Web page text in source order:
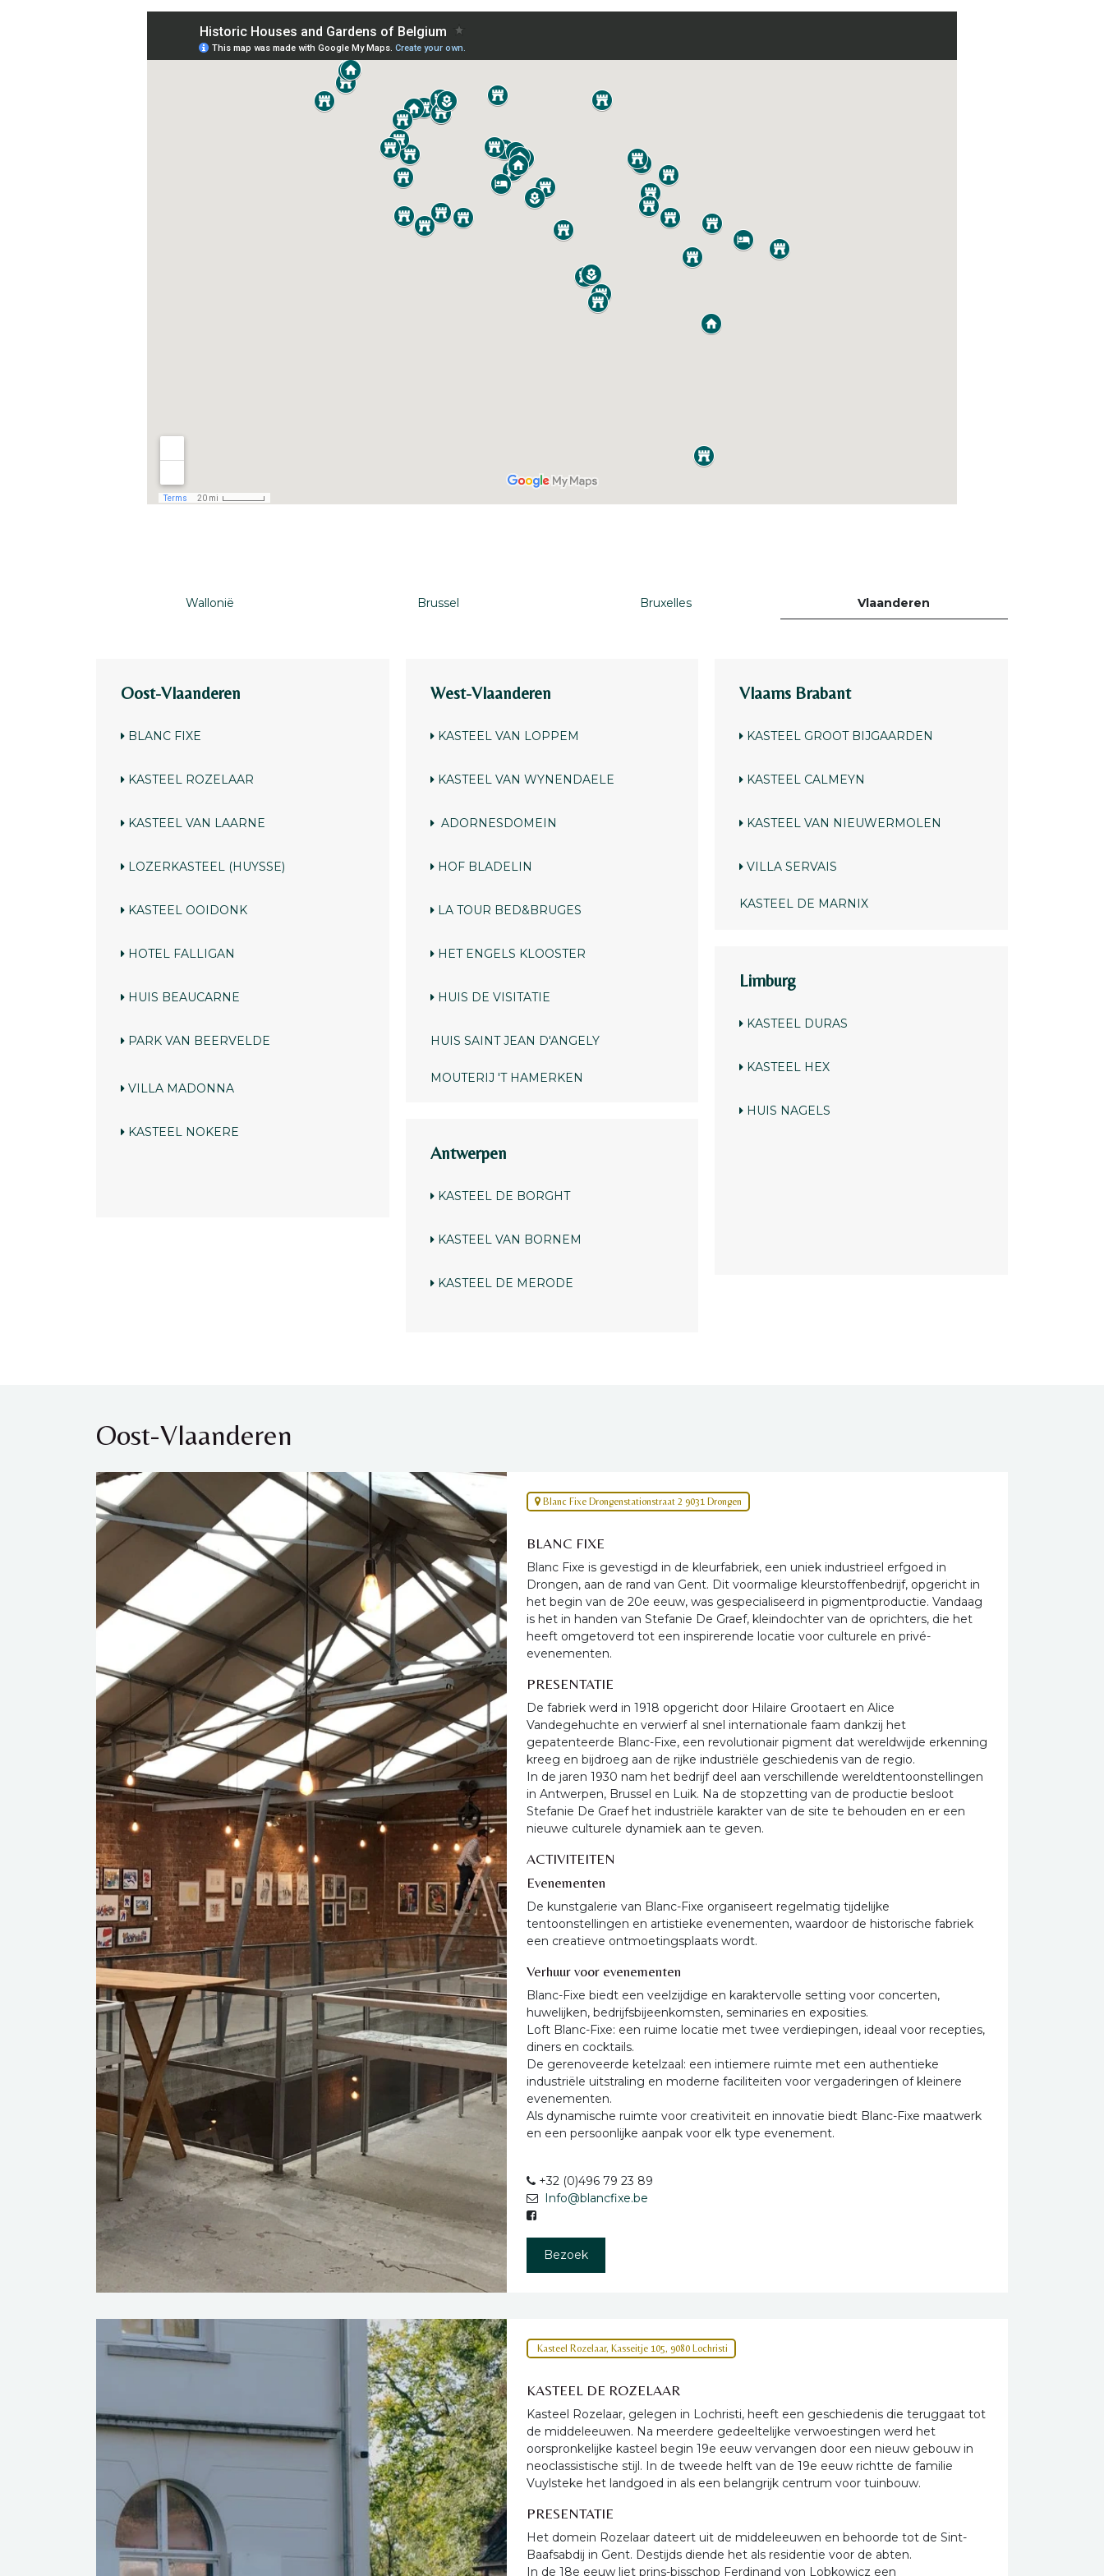
Wallonië Brussel Bruxelles Vlaanderen
Oost-Vlaanderen
BLANC FIXE
KASTEEL ROZELAAR
KASTEEL VAN LAARNE
LOZERKASTEEL (HUYSSE)
KASTEEL OOIDONK
HOTEL FALLIGAN
HUIS BEAUCARNE
PARK VAN BEERVELDE
VILLA MADONNA
KASTEEL NOKERE
West-Vlaanderen
KASTEEL VAN LOPPEM
KASTEEL VAN WYNENDAELE
ADORNESDOMEIN
HOF BLADELIN
LA TOUR BED&BRUGES
HET ENGELS KLOOSTER
HUIS DE VISITATIE
HUIS SAINT JEAN D'ANGELY
MOUTERIJ 'T HAMERKEN
Vlaams Brabant
KASTEEL GROOT BIJGAARDEN
KASTEEL CALMEYN
KASTEEL VAN NIEUWERMOLEN
VILLA SERVAIS
KASTEEL DE MARNIX
Limburg
KASTEEL DURAS
KASTEEL HEX
HUIS NAGELS
Antwerpen
KASTEEL DE BORGHT
KASTEEL VAN BORNEM
KASTEEL DE MERODE
Oost-Vlaanderen
Blanc Fixe Drongenstationstraat 2 9031 Drongen
BLANC FIXE
Blanc Fixe is gevestigd in de kleurfabriek, een uniek industrieel erfgoed in
Drongen, aan de rand van Gent. Dit voormalige kleurstoffenbedrijf, opgericht in
het begin van de 20e eeuw, was gespecialiseerd in pigmentproductie. Vandaag
is het in handen van Stefanie De Graef, kleindochter van de oprichters, die het
heeft omgetoverd tot een inspirerende locatie voor culturele en privé-
evenementen.
PRESENTATIE
De fabriek werd in 1918 opgericht door Hilaire Grootaert en Alice
Vandegehuchte en verwierf al snel internationale faam dankzij het
gepatenteerde Blanc-Fixe, een revolutionair pigment dat wereldwijde erkenning
kreeg en bijdroeg aan de rijke industriële geschiedenis van de regio.
In de jaren 1930 nam het bedrijf deel aan verschillende wereldtentoonstellingen
in Antwerpen, Brussel en Luik. Na de stopzetting van de productie besloot
Stefanie De Graef het industriële karakter van de site te behouden en er een
nieuwe culturele dynamiek aan te geven.
ACTIVITEITEN
Evenementen
De kunstgalerie van Blanc-Fixe organiseert regelmatig tijdelijke
tentoonstellingen en artistieke evenementen, waardoor de historische fabriek
een creatieve ontmoetingsplaats wordt.
Verhuur voor evenementen
Blanc-Fixe biedt een veelzijdige en karaktervolle setting voor concerten,
huwelijken, bedrijfsbijeenkomsten, seminaries en exposities.
Loft Blanc-Fixe: een ruime locatie met twee verdiepingen, ideaal voor recepties,
diners en cocktails.
De gerenoveerde ketelzaal: een intiemere ruimte met een authentieke
industriële uitstraling en moderne faciliteiten voor vergaderingen of kleinere
evenementen.
Als dynamische ruimte voor creativiteit en innovatie biedt Blanc-Fixe maatwerk
en een persoonlijke aanpak voor elk type evenement.
+32 (0)496 79 23 89
Info@blancfixe.be
Bezoek
Kasteel Rozelaar, Kasseitje 105, 9080 Lochristi
KASTEEL DE ROZELAAR
Kasteel Rozelaar, gelegen in Lochristi, heeft een geschiedenis die teruggaat tot
de middeleeuwen. Na meerdere gedeeltelijke verwoestingen werd het
oorspronkelijke kasteel begin 19e eeuw vervangen door een nieuw gebouw in
neoclassistische stijl. In de tweede helft van de 19e eeuw richtte de familie
Vuylsteke het landgoed in als een belangrijk centrum voor tuinbouw.
PRESENTATIE
Het domein Rozelaar dateert uit de middeleeuwen en behoorde tot de Sint-
Baafsabdij in Gent. Destijds diende het als residentie voor de abten.
In de 18e eeuw liet prins-bisschop Ferdinand von Lobkowicz een